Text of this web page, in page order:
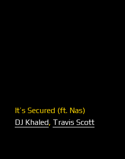
It’s Secured (ft. Nas)
DJ Khaled, Travis Scott